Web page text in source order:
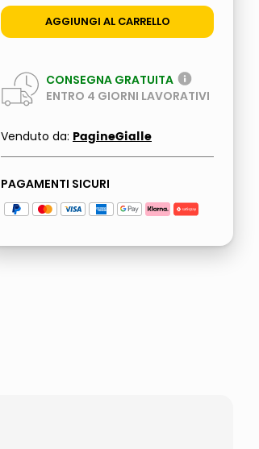
AGGIUNGI AL CARRELLO
CONSEGNA GRATUITA
ENTRO 4 GIORNI LAVORATIVI
Venduto da: PagineGialle
PAGAMENTI SICURI